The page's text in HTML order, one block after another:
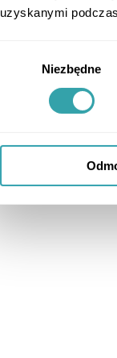
uzyskanymi
Niezbędne